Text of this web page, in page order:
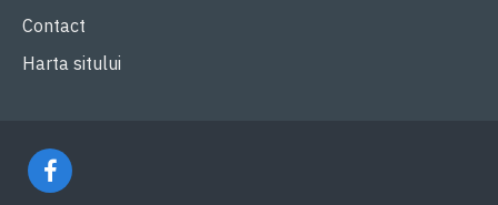
Contact
Harta sitului